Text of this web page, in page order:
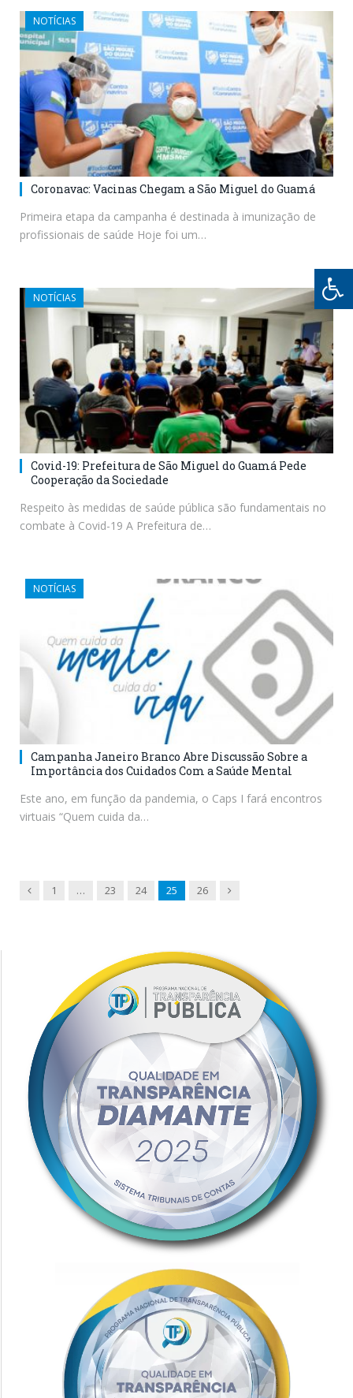
NOTÍCIAS
Coronavac: Vacinas Chegam a São Miguel do Guamá
Primeira etapa da campanha é destinada à imunização de
profissionais de saúde Hoje foi um…
NOTÍCIAS
Covid-19: Prefeitura de São Miguel do Guamá Pede
Cooperação da Sociedade
Respeito às medidas de saúde pública são fundamentais no
combate à Covid-19 A Prefeitura de…
NOTÍCIAS
Campanha Janeiro Branco Abre Discussão Sobre a
Importância dos Cuidados Com a Saúde Mental
Este ano, em função da pandemia, o Caps I fará encontros
virtuais “Quem cuida da…
Previous
1 … 23 24 25 26 Next